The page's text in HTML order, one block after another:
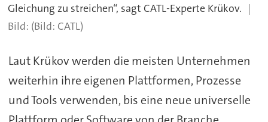
Gleichung zu streichen“, sagt CATL-Experte Krükov.
(Bild: CATL)
Laut Krükov werden die meisten Unternehmen
weiterhin ihre eigenen Plattformen, Prozesse
und Tools verwenden, bis eine neue universelle